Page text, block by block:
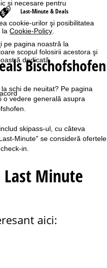
și necesare pentru
cookie-urilor şi posibilitatea
laCookie-Policy.
pe pagina noastră la
scopul folosirii acestora şi
dedicată
Last-Minute & Deals
Bischofshofen
schi de neuitat? Pe pagina
o vedere generală asupra
skipass-ul, cu câteva
Minute" se consideră ofertele
in.
Minute
aici: